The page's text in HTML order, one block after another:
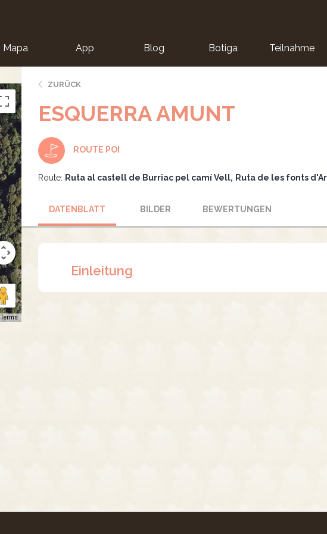
Mapa App Blog Botiga Teilnahme
Terms
ZURÜCK
ESQUERRA AMUNT
ROUTE POI
Route: Ruta al castell de Burriac pel camí Vell Ruta de les fonts
DATENBLATT BILDER BEWERTUNGEN
Einleitung